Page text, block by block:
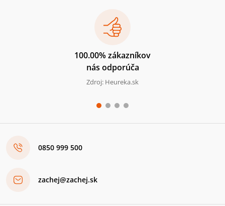
100.00% zákazníkov
nás odporúča
Zdroj: Heureka.sk
0850 999 500
zachej@zachej.sk